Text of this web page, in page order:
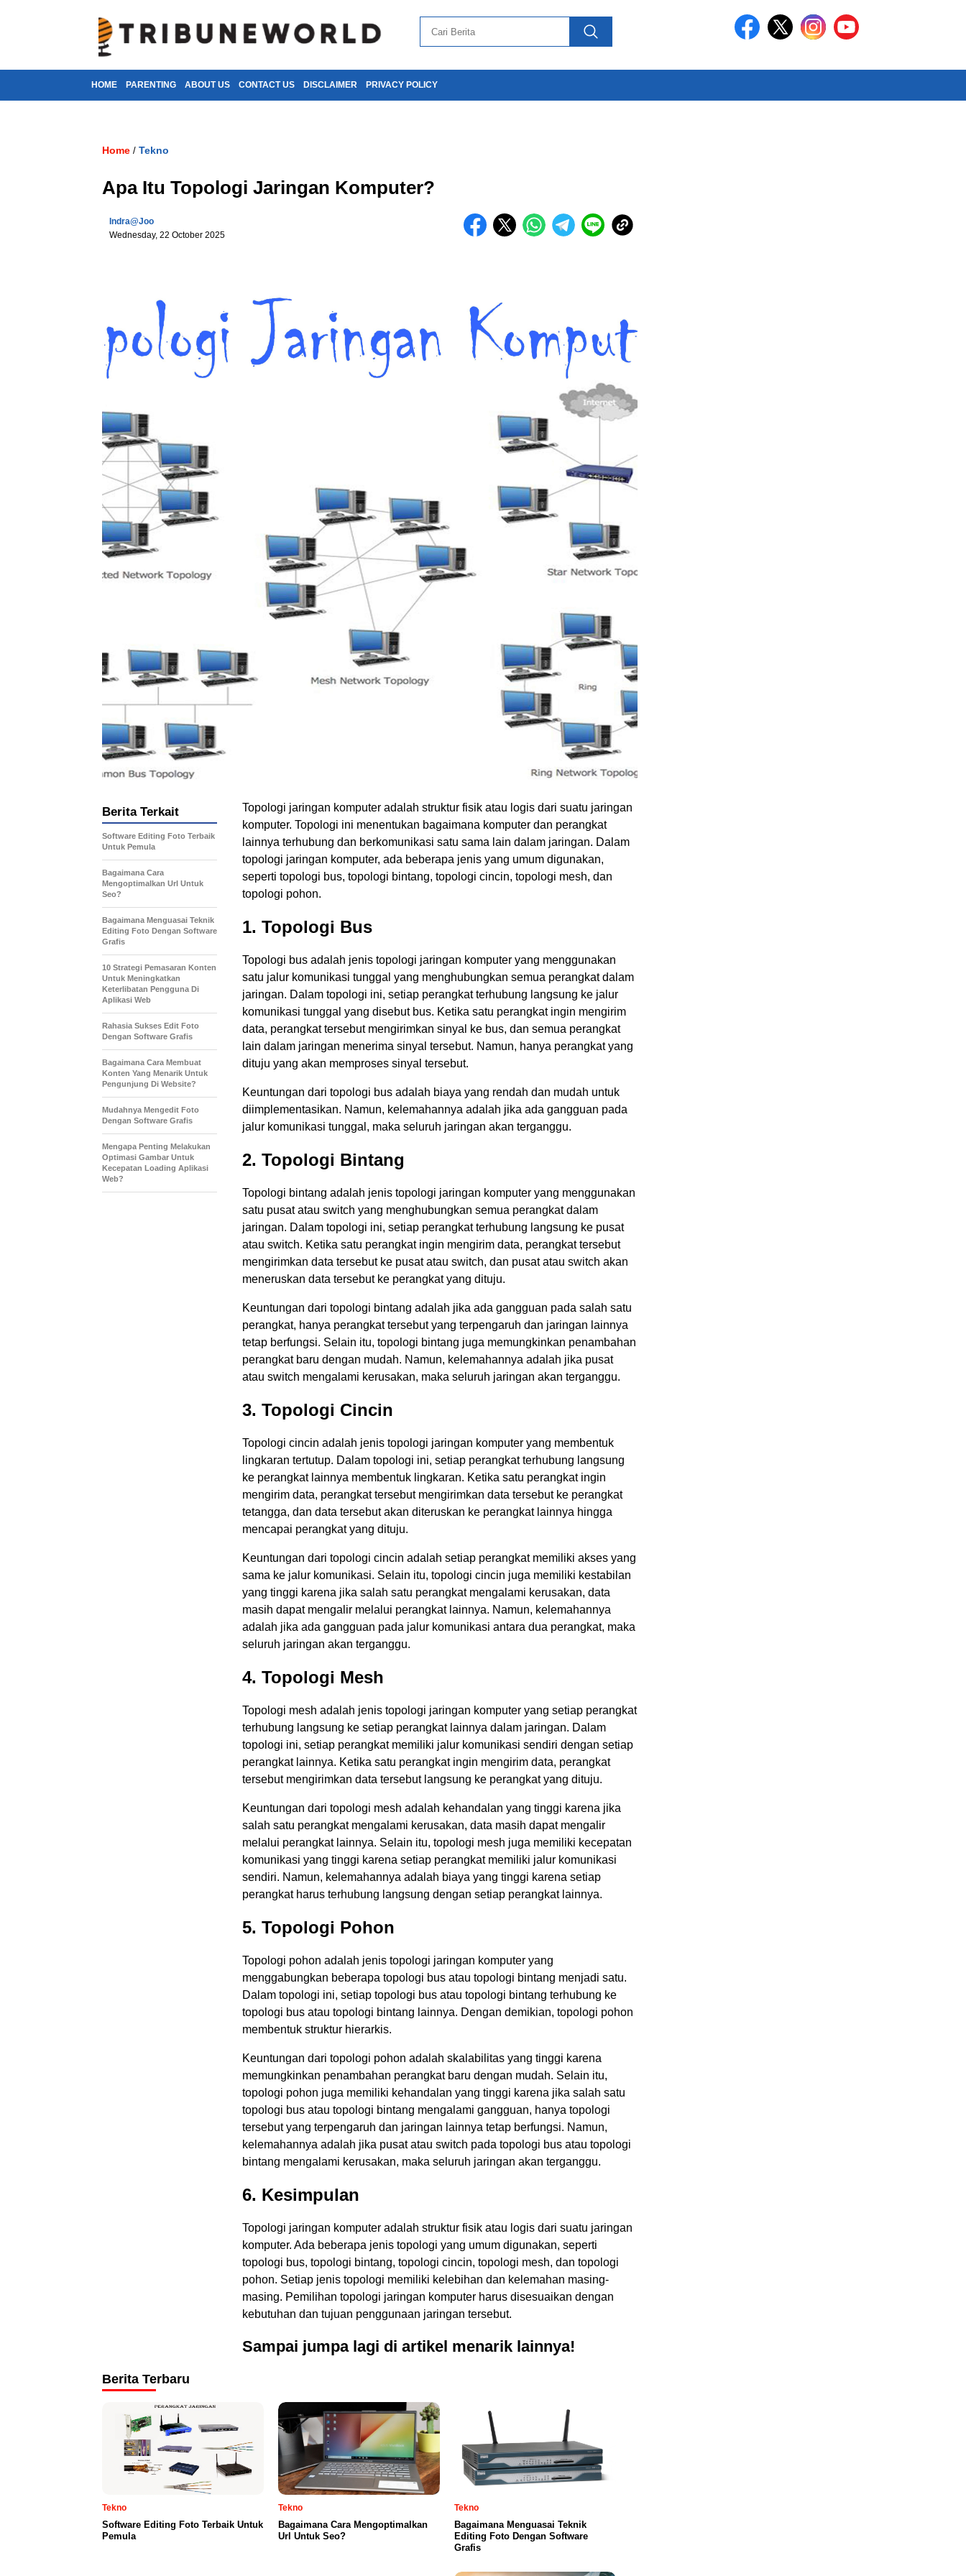
HOME PARENTING ABOUT US CONTACT US DISCLAIMER PRIVACY POLICY
Home / Tekno
Apa Itu Topologi Jaringan Komputer?
Indra@joo
Wednesday, 22 October 2025
Topologi jaringan komputer adalah struktur fisik atau logis dari suatu jaringan
komputer. Topologi ini menentukan bagaimana komputer dan perangkat
lainnya terhubung dan berkomunikasi satu sama lain dalam jaringan. Dalam
topologi jaringan komputer, ada beberapa jenis yang umum digunakan,
seperti topologi bus, topologi bintang, topologi cincin, topologi mesh, dan
topologi pohon.
1. Topologi Bus
Topologi bus adalah jenis topologi jaringan komputer yang menggunakan
satu jalur komunikasi tunggal yang menghubungkan semua perangkat dalam
jaringan. Dalam topologi ini, setiap perangkat terhubung langsung ke jalur
komunikasi tunggal yang disebut bus. Ketika satu perangkat ingin mengirim
data, perangkat tersebut mengirimkan sinyal ke bus, dan semua perangkat
lain dalam jaringan menerima sinyal tersebut. Namun, hanya perangkat yang
dituju yang akan memproses sinyal tersebut.
Keuntungan dari topologi bus adalah biaya yang rendah dan mudah untuk
diimplementasikan. Namun, kelemahannya adalah jika ada gangguan pada
jalur komunikasi tunggal, maka seluruh jaringan akan terganggu.
2. Topologi Bintang
Topologi bintang adalah jenis topologi jaringan komputer yang menggunakan
satu pusat atau switch yang menghubungkan semua perangkat dalam
jaringan. Dalam topologi ini, setiap perangkat terhubung langsung ke pusat
atau switch. Ketika satu perangkat ingin mengirim data, perangkat tersebut
mengirimkan data tersebut ke pusat atau switch, dan pusat atau switch akan
meneruskan data tersebut ke perangkat yang dituju.
Keuntungan dari topologi bintang adalah jika ada gangguan pada salah satu
perangkat, hanya perangkat tersebut yang terpengaruh dan jaringan lainnya
tetap berfungsi. Selain itu, topologi bintang juga memungkinkan penambahan
perangkat baru dengan mudah. Namun, kelemahannya adalah jika pusat
atau switch mengalami kerusakan, maka seluruh jaringan akan terganggu.
3. Topologi Cincin
Topologi cincin adalah jenis topologi jaringan komputer yang membentuk
lingkaran tertutup. Dalam topologi ini, setiap perangkat terhubung langsung
ke perangkat lainnya membentuk lingkaran. Ketika satu perangkat ingin
mengirim data, perangkat tersebut mengirimkan data tersebut ke perangkat
tetangga, dan data tersebut akan diteruskan ke perangkat lainnya hingga
mencapai perangkat yang dituju.
Keuntungan dari topologi cincin adalah setiap perangkat memiliki akses yang
sama ke jalur komunikasi. Selain itu, topologi cincin juga memiliki kestabilan
yang tinggi karena jika salah satu perangkat mengalami kerusakan, data
masih dapat mengalir melalui perangkat lainnya. Namun, kelemahannya
adalah jika ada gangguan pada jalur komunikasi antara dua perangkat, maka
seluruh jaringan akan terganggu.
4. Topologi Mesh
Topologi mesh adalah jenis topologi jaringan komputer yang setiap perangkat
terhubung langsung ke setiap perangkat lainnya dalam jaringan. Dalam
topologi ini, setiap perangkat memiliki jalur komunikasi sendiri dengan setiap
perangkat lainnya. Ketika satu perangkat ingin mengirim data, perangkat
tersebut mengirimkan data tersebut langsung ke perangkat yang dituju.
Keuntungan dari topologi mesh adalah kehandalan yang tinggi karena jika
salah satu perangkat mengalami kerusakan, data masih dapat mengalir
melalui perangkat lainnya. Selain itu, topologi mesh juga memiliki kecepatan
komunikasi yang tinggi karena setiap perangkat memiliki jalur komunikasi
sendiri. Namun, kelemahannya adalah biaya yang tinggi karena setiap
perangkat harus terhubung langsung dengan setiap perangkat lainnya.
5. Topologi Pohon
Topologi pohon adalah jenis topologi jaringan komputer yang
menggabungkan beberapa topologi bus atau topologi bintang menjadi satu.
Dalam topologi ini, setiap topologi bus atau topologi bintang terhubung ke
topologi bus atau topologi bintang lainnya. Dengan demikian, topologi pohon
membentuk struktur hierarkis.
Keuntungan dari topologi pohon adalah skalabilitas yang tinggi karena
memungkinkan penambahan perangkat baru dengan mudah. Selain itu,
topologi pohon juga memiliki kehandalan yang tinggi karena jika salah satu
topologi bus atau topologi bintang mengalami gangguan, hanya topologi
tersebut yang terpengaruh dan jaringan lainnya tetap berfungsi. Namun,
kelemahannya adalah jika pusat atau switch pada topologi bus atau topologi
bintang mengalami kerusakan, maka seluruh jaringan akan terganggu.
6. Kesimpulan
Topologi jaringan komputer adalah struktur fisik atau logis dari suatu jaringan
komputer. Ada beberapa jenis topologi yang umum digunakan, seperti
topologi bus, topologi bintang, topologi cincin, topologi mesh, dan topologi
pohon. Setiap jenis topologi memiliki kelebihan dan kelemahan masing-
masing. Pemilihan topologi jaringan komputer harus disesuaikan dengan
kebutuhan dan tujuan penggunaan jaringan tersebut.
Sampai jumpa lagi di artikel menarik lainnya!
Berita Terkait
Software Editing Foto Terbaik
Untuk Pemula
Bagaimana Cara
Mengoptimalkan Url Untuk
Seo?
Bagaimana Menguasai Teknik
Editing Foto Dengan Software
Grafis
10 Strategi Pemasaran Konten
Untuk Meningkatkan
Keterlibatan Pengguna Di
Aplikasi Web
Rahasia Sukses Edit Foto
Dengan Software Grafis
Bagaimana Cara Membuat
Konten Yang Menarik Untuk
Pengunjung Di Website?
Mudahnya Mengedit Foto
Dengan Software Grafis
Mengapa Penting Melakukan
Optimasi Gambar Untuk
Kecepatan Loading Aplikasi
Web?
Berita Terbaru
Tekno
Software Editing Foto Terbaik Untuk
Pemula
Tekno
Bagaimana Cara Mengoptimalkan
Url Untuk Seo?
Tekno
Bagaimana Menguasai Teknik
Editing Foto Dengan Software
Grafis